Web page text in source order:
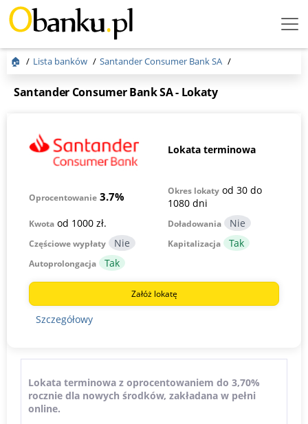
Menu
🏠 Lista banków Santander Consumer Bank SA
Santander Consumer Bank SA - Lokaty
Lokata terminowa
Oprocentowanie 3.7% Okres lokaty od 30 do
1080 dni
Kwota od 1000 zł.
Doładowania
Częściowe wypłaty
Kapitalizacja
Autoprolongacja
Załóż lokatę
Szczegółowy
Lokata terminowa z oprocentowaniem do 3,70%
rocznie dla nowych środków, zakładana w pełni
online.